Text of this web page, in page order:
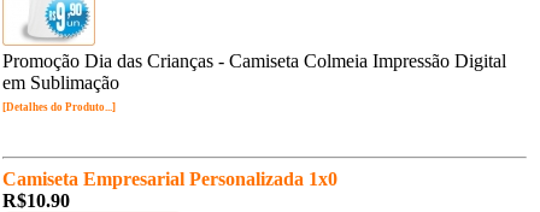
Promoção Dia das Crianças - Camiseta Colmeia Impressão Digital
em Sublimação
[Detalhes do Produto...]
Camiseta Empresarial Personalizada 1x0
R$10.90